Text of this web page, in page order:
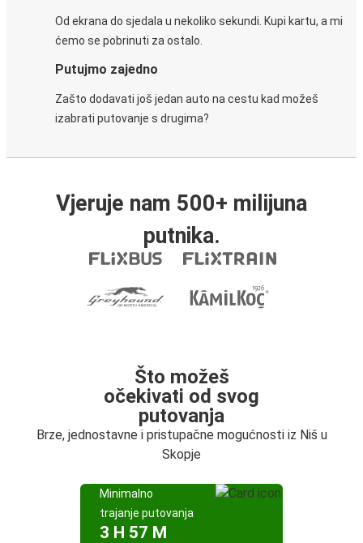
Od ekrana do sjedala u nekoliko sekundi. Kupi kartu, a mi
ćemo se pobrinuti za ostalo.
Putujmo zajedno
Zašto dodavati još jedan auto na cestu kad možeš
izabrati putovanje s drugima?
Vjeruje nam 500+ milijuna
putnika.
Što možeš
očekivati od svog
putovanja
Brze, jednostavne i pristupačne mogućnosti iz Niš u
Skopje
Minimalno
trajanje putovanja
3 H 57 M